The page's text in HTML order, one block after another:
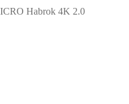
Habrok 4K 2.0